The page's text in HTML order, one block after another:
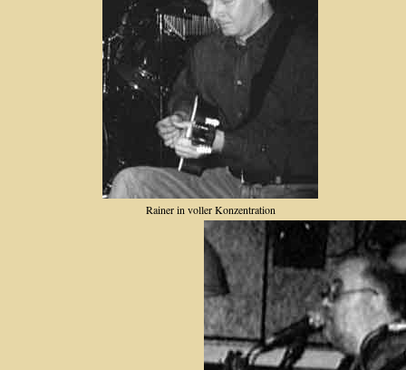
Rainer in voller Konzentration